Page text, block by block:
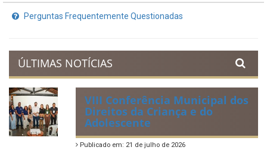
Perguntas Frequentemente Questionadas
ÚLTIMAS NOTÍCIAS
VIII Conferência Municipal dos
Direitos da Criança e do
Adolescente
Publicado em: 21 de julho de 2026